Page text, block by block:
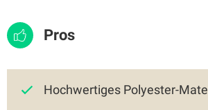
Pros
Hochwertiges Polyester-